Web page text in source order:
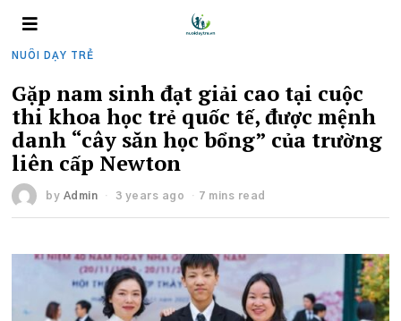
NUÔI DẠY TRẺ
Gặp nam sinh đạt giải cao tại cuộc
thi khoa học trẻ quốc tế, được mệnh
danh “cây săn học bổng” của trường
liên cấp Newton
by Admin 3 years ago 7 mins read